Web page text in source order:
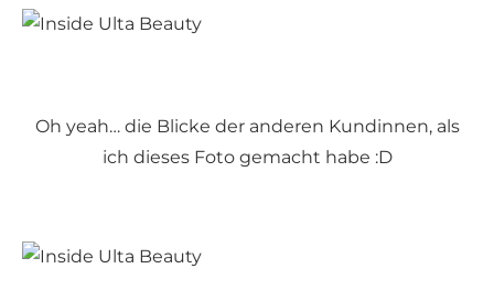
Oh yeah… die Blicke der anderen Kundinnen, als
ich dieses Foto gemacht habe :D